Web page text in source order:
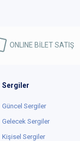
ONLINE BİLET SATIŞ
Sergiler
Güncel Sergiler
Gelecek Sergiler
Kişisel Sergiler